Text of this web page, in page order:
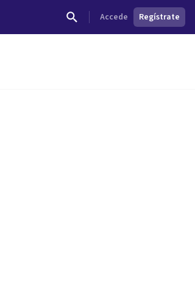
Accede Regístrate